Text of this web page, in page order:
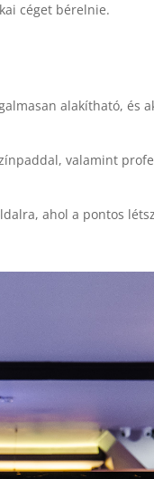
céget bérelnie.
alakítható, és
valamint
ahol a pontos